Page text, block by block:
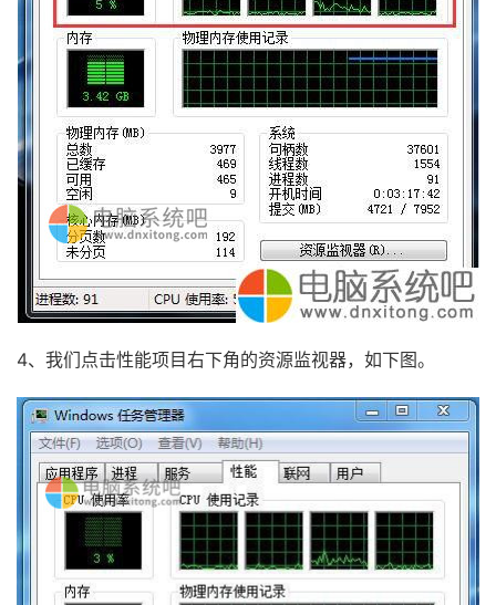
4、我们点击性能项目右下角的资源监视器，如下图。